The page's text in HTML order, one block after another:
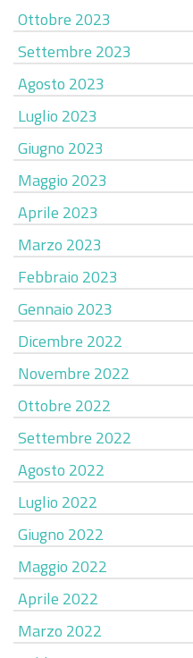
Ottobre 2023
Settembre 2023
Agosto 2023
Luglio 2023
Giugno 2023
Maggio 2023
Aprile 2023
Marzo 2023
Febbraio 2023
Gennaio 2023
Dicembre 2022
Novembre 2022
Ottobre 2022
Settembre 2022
Agosto 2022
Luglio 2022
Giugno 2022
Maggio 2022
Aprile 2022
Marzo 2022